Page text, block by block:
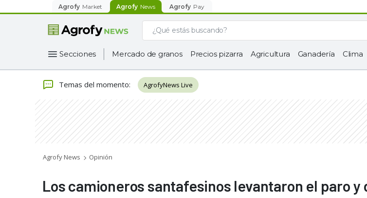
Agrofy Market Agrofy News Agrofy Pay
Secciones Mercado de granos Precios pizarra Agricultura Ganadería Clima
Temas del momento: AgrofyNews Live
Agrofy News Opinión
Los camioneros santafesinos levantaron el paro y